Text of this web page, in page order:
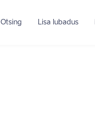
Otsing Lisa lubadus